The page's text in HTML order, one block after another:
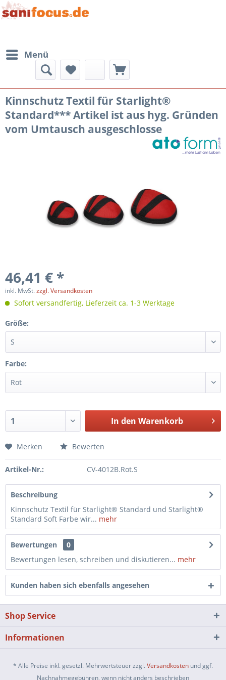
Menü
Kinnschutz Textil für Starlight®
Standard*** Artikel ist aus hyg. Gründen
vom Umtausch ausgeschlosse
46,41 € *
inkl. MwSt.zzgl. Versandkosten
Sofort versandfertig, Lieferzeit ca. 1-3 Werktage
Größe:
Farbe:
In den Warenkorb
Merken Bewerten
Artikel-Nr.: CV-4012B.Rot.S
Beschreibung
Kinnschutz Textil für Starlight® Standard und Starlight®
Standard Soft Farbe wir... mehr
Bewertungen
0
Bewertungen lesen, schreiben und diskutieren... mehr
Kunden haben sich ebenfalls angesehen
Shop Service
Informationen
* Alle Preise inkl. gesetzl. Mehrwertsteuer zzgl.Versandkosten und ggf.
Nachnahmegebühren, wenn nicht anders beschrieben